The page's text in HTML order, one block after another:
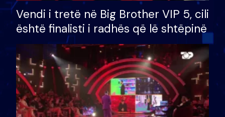
Vendi i tretë në Big Brother VIP 5, cili
është finalisti i radhës që lë shtëpinë